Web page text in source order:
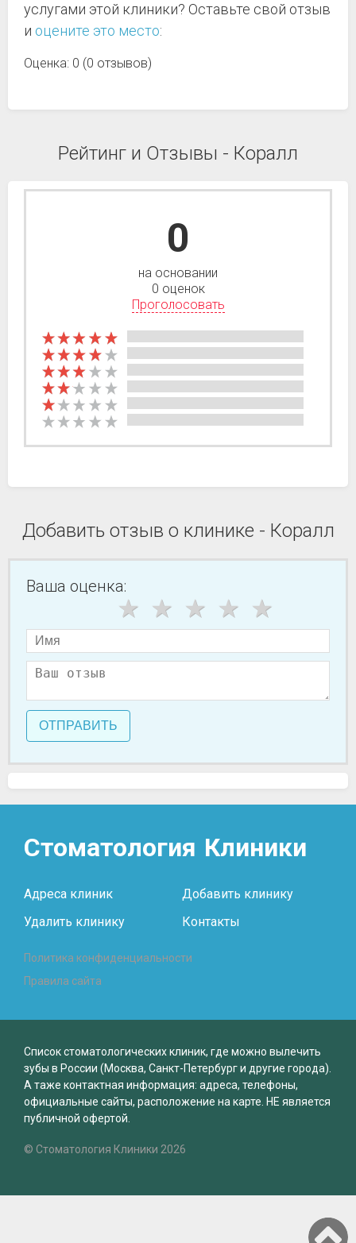
услугами этой клиники? Оставьте свой отзыв
и оцените это место:
Оценка: 0 (0 отзывов)
Рейтинг и Отзывы - Коралл
0
на основании
0 оценок
Проголосовать
Добавить отзыв о клинике - Коралл
Ваша оценка:
ОТПРАВИТЬ
Стоматология Клиники
Адреса клиник
Добавить клинику
Удалить клинику
Контакты
Политика конфиденциальности
Правила сайта
Список стоматологических клиник, где можно вылечить
зубы в России (Москва, Санкт-Петербург и другие города).
А таже контактная информация: адреса, телефоны,
официальные сайты, расположение на карте. НЕ является
публичной офертой.
© Стоматология Клиники 2026